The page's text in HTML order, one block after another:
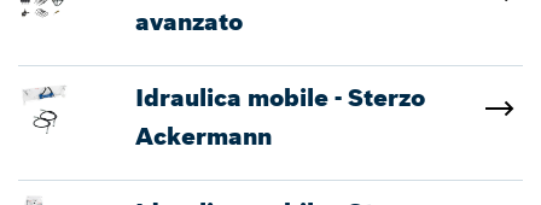
avanzato
Idraulica mobile - Sterzo
Ackermann